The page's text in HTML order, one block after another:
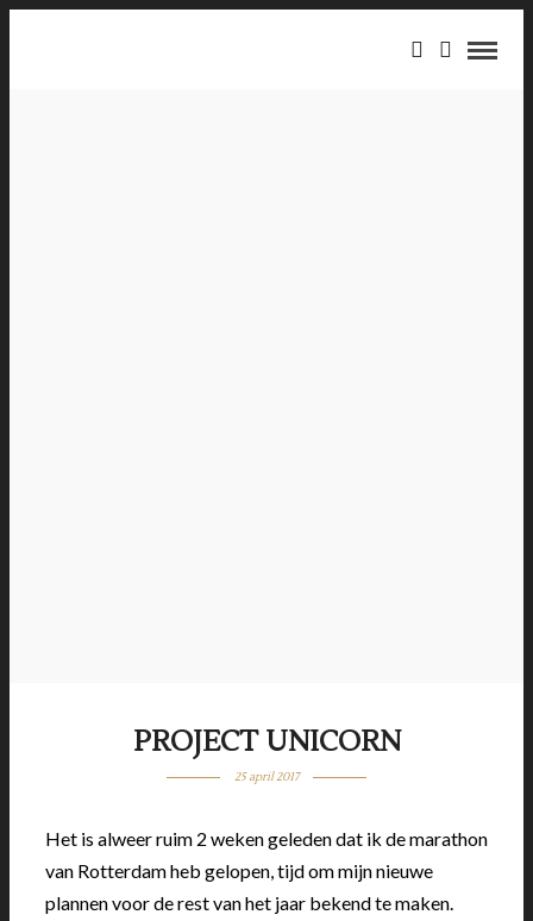
PROJECT UNICORN
25 april 2017
Het is alweer ruim 2 weken geleden dat ik de marathon
van Rotterdam heb gelopen, tijd om mijn nieuwe
plannen voor de rest van het jaar bekend te maken.